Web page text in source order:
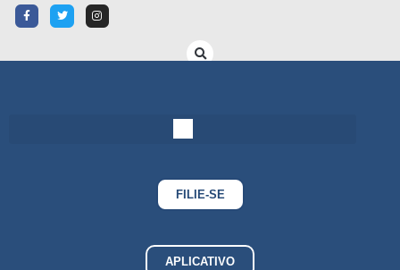
FILIE-SE
APLICATIVO